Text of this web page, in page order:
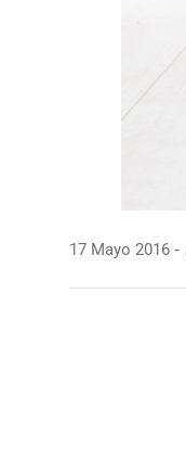
17 Mayo 2016